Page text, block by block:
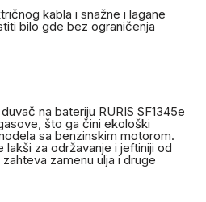
kabla i snažne i lagane
bilo gde bez ograničenja
na bateriju RURIS SF1345e
što ga čini ekološki
sa benzinskim motorom.
za održavanje i jeftiniji od
zamenu ulja i druge